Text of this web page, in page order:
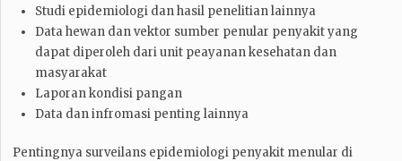
Studi epidemiologi dan hasil penelitian lainnya
Data hewan dan vektor sumber penular penyakit yang
dapat diperoleh dari unit peayanan kesehatan dan
masyarakat
Laporan kondisi pangan
Data dan infromasi penting lainnya
Pentingnya surveilans epidemiologi penyakit menular di